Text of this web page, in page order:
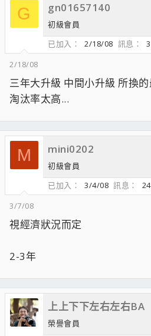
G gn01657140
初級會員
已加入
2/18/08 訊息
2/18/08
三年大升級 中間小升級 所換
淘汰率太高...
M mini0202
初級會員
已加入
3/4/08 訊息 24
3/7/08
視經濟狀況而定
2-3年
上上下下左右左右BA
榮譽會員